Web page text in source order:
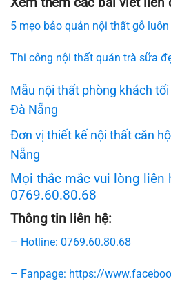
5 mẹo bảo quản nội thất gỗ
Thi công nội thất quán trà sữa
Mẫu nội thất phòng khách
Đà Nẵng
Đơn vị thiết kế nội thất căn
Nẵng
Mọi thắc mắc vui lòng liên
0769.60.80.68
Thông tin liên hệ:
– Hotline: 0769.60.80.68
– Fanpage: https://